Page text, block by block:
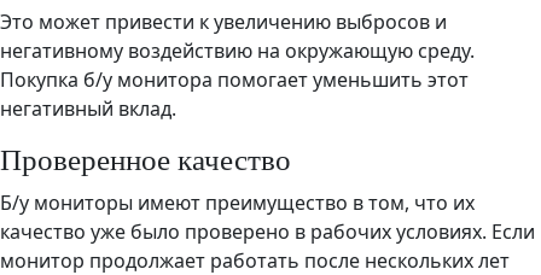
Это может привести к увеличению выбросов и
негативному воздействию на окружающую среду.
Покупка б/у монитора помогает уменьшить этот
негативный вклад.
Проверенное качество
Б/у мониторы имеют преимущество в том, что их
качество уже было проверено в рабочих условиях. Если
монитор продолжает работать после нескольких лет